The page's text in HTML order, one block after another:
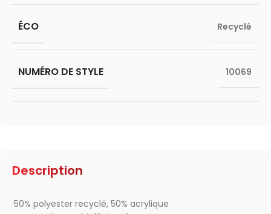
Description
·50% polyester recyclé, 50% acrylique
ÉCO Recyclé
NUMÉRO DE STYLE 10069